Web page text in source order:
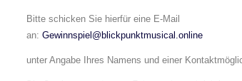
Bitte schicken Sie hierfür eine E-Mail
an: Gewinnspiel@blickpunktmusical.online
unter Angabe Ihres Namens und einer